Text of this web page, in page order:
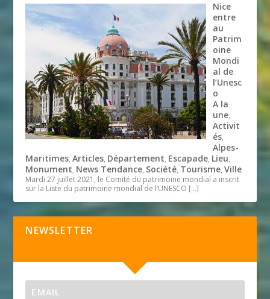
Nice
entre
au
Patrim
oine
Mondi
al de
l’Unesc
o
A la
une,
Activit
és,
Alpes-
Maritimes,Articles, Département, Escapade, Lieu,
Monument, News Tendance, Société, Tourisme,Ville
Mardi 27 juillet 2021, le Comité du patrimoine mondial a inscrit
sur la Liste du patrimoine mondial de l’UNESCO […]
NEWSLETTER